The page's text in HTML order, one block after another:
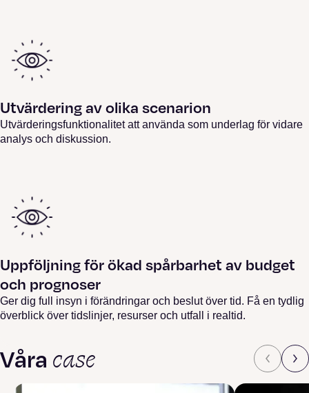
Utvärdering av olika scenarion
Utvärderingsfunktionalitet att använda som underlag för vidare
analys och diskussion.
Uppföljning för ökad spårbarhet av budget
och prognoser
Ger dig full insyn i förändringar och beslut över tid. Få en tydlig
överblick över tidslinjer, resurser och utfall i realtid.
Våra case